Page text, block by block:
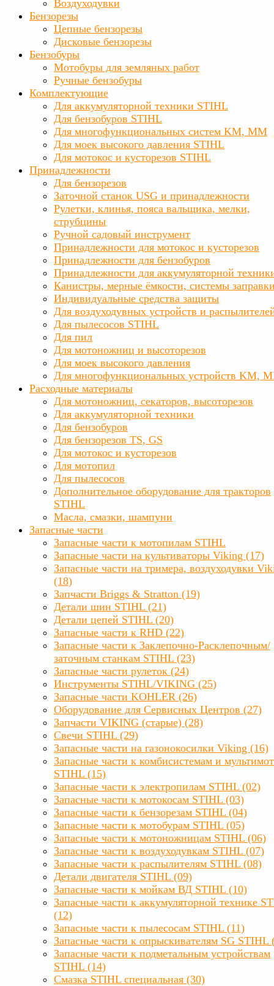
Воздуходувки
Бензорезы
Цепные бензорезы
Дисковые бензорезы
Бензобуры
Мотобуры для земляных работ
Ручные бензобуры
Комплектующие
Для аккумуляторной техники STIHL
Для бензобуров STIHL
Для многофункциональных систем KM, MM
Для моек высокого давления STIHL
Для мотокос и кусторезов STIHL
Принадлежности
Для бензорезов
Заточной станок USG и принадлежности
Рулетки, клинья, пояса вальщика, мелки,
струбцины
Ручной садовый инструмент
Принадлежности для мотокос и кусторезов
Принадлежности для бензобуров
Принадлежности для аккумуляторной
Канистры, мерные ёмкости, системы
Индивидуальные средства защиты
Для воздуходувных устройств и
Для пылесосов STIHL
Для пил
Для мотоножниц и высоторезов
Для моек высокого давления
Для многофункциональных устройств KM,
Расходные материалы
Для мотоножниц, секаторов, высоторезов
Для аккумуляторной техники
Для бензобуров
Для бензорезов TS, GS
Для мотокос и кусторезов
Для мотопил
Для пылесосов
Дополнительное оборудование для тракторов
STIHL
Масла, смазки, шампуни
Запасные части
Запасные части к мотопилам STIHL
Запасные части на культиваторы Viking (17)
Запасные части на тримера, воздуходувки
(18)
Запчасти Briggs & Stratton (19)
Детали шин STIHL (21)
Детали цепей STIHL (20)
Запасные части к RHD (22)
Запасные части к Заклепочно-Расклепочным/
заточным станкам STIHL (23)
Запасные части рулеток (24)
Инструменты STIHL/VIKING (25)
Запасные части KOHLER (26)
Оборудование для Сервисных Центров (27)
Запчасти VIKING (старые) (28)
Свечи STIHL (29)
Запасные части на газонокосилки Viking (16)
Запасные части к комбисистемам и
STIHL (15)
Запасные части к электропилам STIHL (02)
Запасные части к мотокосам STIHL (03)
Запасные части к бензорезам STIHL (04)
Запасные части к мотобурам STIHL (05)
Запасные части к мотоножницам STIHL (06)
Запасные части к воздуходувкам STIHL (07)
Запасные части к распылителям STIHL (08)
Детали двигателя STIHL (09)
Запасные части к мойкам ВД STIHL (10)
Запасные части к аккумуляторной технике
(12)
Запасные части к пылесосам STIHL (11)
Запасные части к опрыскивателям SG STIHL
Запасные части к подметальным устройствам
STIHL (14)
Смазка STIHL специальная (30)